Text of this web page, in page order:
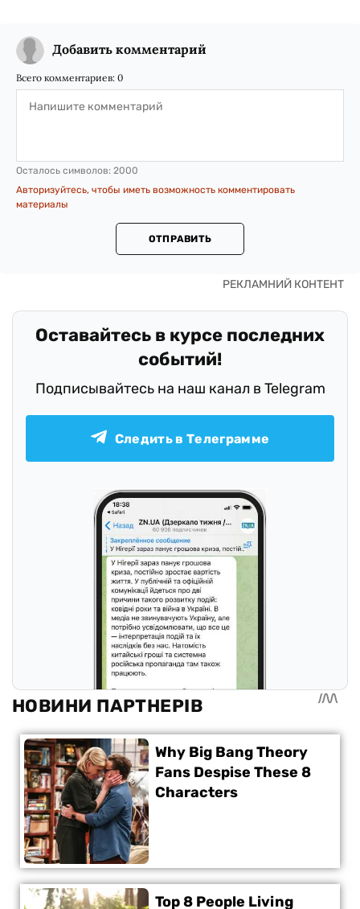
Добавить комментарий
Всего комментариев: 0
Осталось символов: 2000
Авторизуйтесь, чтобы иметь возможность комментировать
материалы
ОТПРАВИТЬ
Оставайтесь в курсе последних
событий!
Подписывайтесь на наш канал в Telegram
Следить в Телеграмме